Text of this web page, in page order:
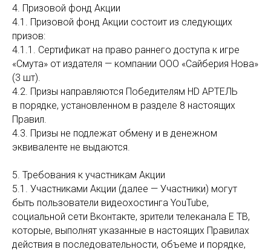
4. Призовой фонд Акции
4.1. Призовой фонд Акции состоит из следующих
призов:
4.1.1. Сертификат на право раннего доступа к игре
«Смута» от издателя — компании ООО «Сайберия Нова»
(3 шт).
4.2. Призы направляются Победителям HD АРТЕЛЬ
в порядке, установленном в разделе 8 настоящих
Правил.
4.3. Призы не подлежат обмену и в денежном
эквиваленте не выдаются.
5. Требования к участникам Акции
5.1. Участниками Акции (далее — Участники) могут
быть пользователи видеохостинга YouTube,
социальной сети Вконтакте, зрители телеканала Е ТВ,
которые, выполнят указанные в настоящих Правилах
действия в последовательности, объеме и порядке,